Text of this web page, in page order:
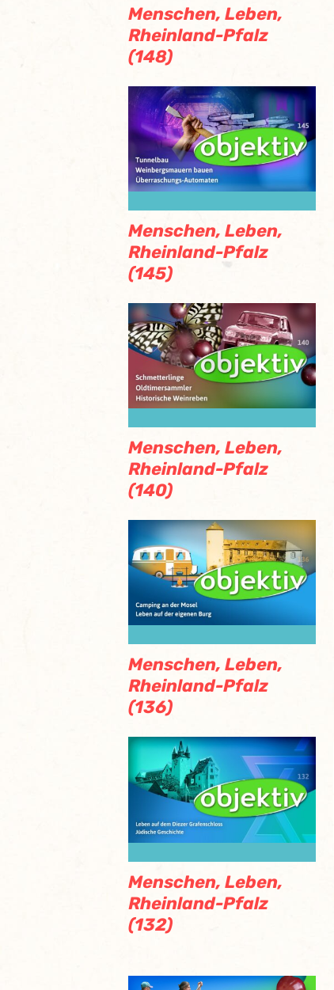
Menschen, Leben,
Rheinland-Pfalz
(148)
Menschen, Leben,
Rheinland-Pfalz
(145)
Menschen, Leben,
Rheinland-Pfalz
(140)
Menschen, Leben,
Rheinland-Pfalz
(136)
Menschen, Leben,
Rheinland-Pfalz
(132)